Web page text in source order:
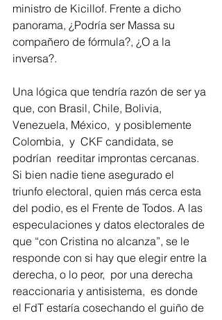
ministro de Kicillof. Frente a dicho
panorama, ¿Podría ser Massa su
compañero de fórmula?, ¿O a la
inversa?.
Una lógica que tendría razón de ser ya
que, con Brasil, Chile, Bolivia,
Venezuela, México,  y posiblemente
Colombia,  y  CKF candidata, se
podrían  reeditar improntas cercanas.
Si bien nadie tiene asegurado el
triunfo electoral, quien más cerca esta
del podio, es el Frente de Todos. A las
especulaciones y datos electorales de
que “con Cristina no alcanza”, se le
responde con si hay que elegir entre la
derecha, o lo peor,  por una derecha
reaccionaria y antisistema,  es donde
el FdT estaría cosechando el guiño de